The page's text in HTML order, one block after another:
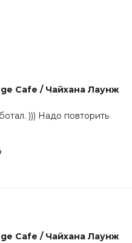
Cafe / Чайхана Лаунж
))) Надо повторить
Cafe / Чайхана Лаунж